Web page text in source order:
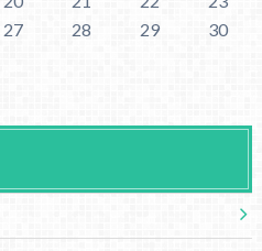
27 28 29
30